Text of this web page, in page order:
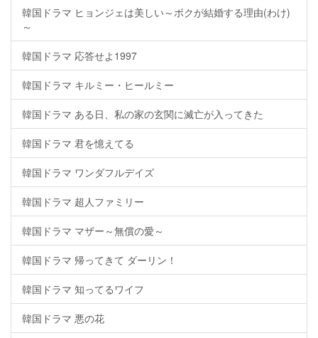
韓国ドラマ ヒョンジェは美しい～ボクが結婚する理由(わけ)
～
韓国ドラマ 応答せよ1997
韓国ドラマ キルミー・ヒールミー
韓国ドラマ ある日、私の家の玄関に滅亡が入ってきた
韓国ドラマ 君を憶えてる
韓国ドラマ ワンダフルデイズ
韓国ドラマ 超人ファミリー
韓国ドラマ マザー～無償の愛～
韓国ドラマ 帰ってきて ダーリン！
韓国ドラマ 知ってるワイフ
韓国ドラマ 悪の花